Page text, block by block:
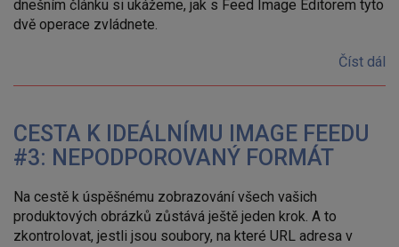
dnešním článku si ukážeme, jak s Feed Image Editorem tyto
dvě operace zvládnete.
Číst dál
CESTA K IDEÁLNÍMU IMAGE FEEDU
#3: NEPODPOROVANÝ FORMÁT
Na cestě k úspěšnému zobrazování všech vašich
produktových obrázků zůstává ještě jeden krok. A to
zkontrolovat, jestli jsou soubory, na které URL adresa v